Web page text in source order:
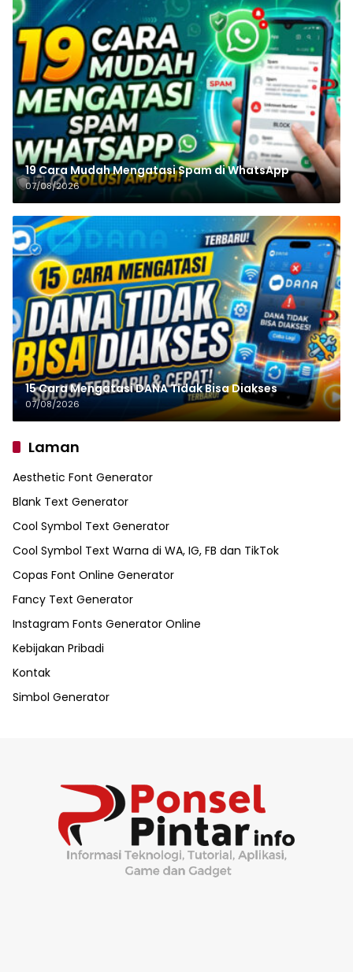
19 Cara Mudah Mengatasi Spam di WhatsApp
07/08/2026
15 Cara Mengatasi DANA Tidak Bisa Diakses
07/08/2026
Laman
Aesthetic Font Generator
Blank Text Generator
Cool Symbol Text Generator
Cool Symbol Text Warna di WA, IG, FB dan TikTok
Copas Font Online Generator
Fancy Text Generator
Instagram Fonts Generator Online
Kebijakan Pribadi
Kontak
Simbol Generator